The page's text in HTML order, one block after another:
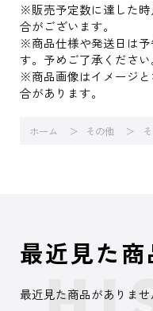
※販売予定数に達した
合がございます。
※商品仕様や発送日は
す。予めご了承ください
※商品画像はイメージ
合があります。
ホーム その他
最近見た商
最近見た商品がありませ